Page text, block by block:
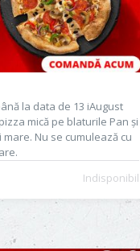
la data de 13 iAugust
mică pe blaturile Pan și
Nu se cumulează cu
Indisponibil